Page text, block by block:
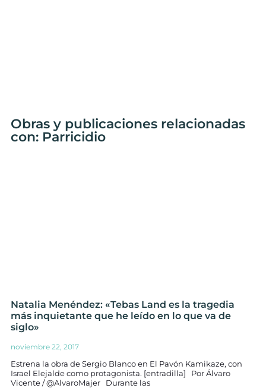
Obras y publicaciones relacionadas
con: Parricidio
Natalia Menéndez: «Tebas Land es la tragedia
más inquietante que he leído en lo que va de
siglo»
noviembre 22, 2017
Estrena la obra de Sergio Blanco en El Pavón Kamikaze, con
Israel Elejalde como protagonista. [entradilla] Por Álvaro
Vicente / @AlvaroMajer Durante las